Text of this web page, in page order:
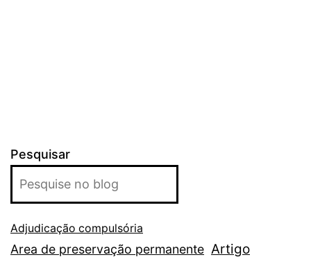
Pesquisar
Adjudicação compulsória
Area de preservação permanente Artigo